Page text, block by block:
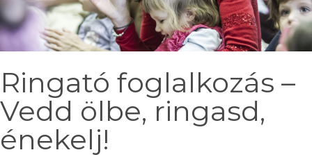
Ringató foglalkozás –
Vedd ölbe, ringasd,
énekelj!